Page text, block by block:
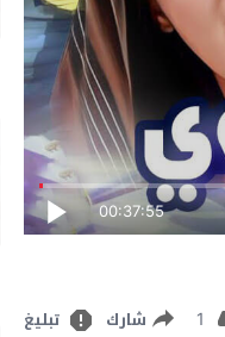
00:37:55
1 شارك تبليغ